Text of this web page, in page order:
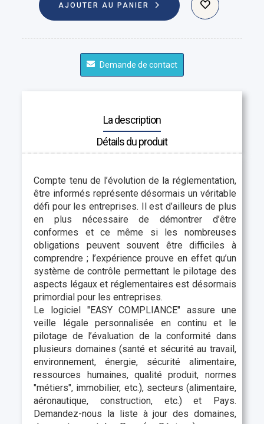
AJOUTER AU PANIER
Demande de contact
La description
Détails du produit
Compte tenu de l’évolution de la réglementation,
être informés représente désormais un véritable
défi pour les entreprises. Il est d’ailleurs de plus
en plus nécessaire de démontrer d’être
conformes et ce même si les nombreuses
obligations peuvent souvent être difficiles à
comprendre ; l’expérience prouve en effet qu’un
système de contrôle permettant le pilotage des
aspects légaux et réglementaires est désormais
primordial pour les entreprises.
Le logiciel "EASY COMPLIANCE" assure une
veille légale personnalisée en continu et le
pilotage de l’évaluation de la conformité dans
plusieurs domaines (santé et sécurité au travail,
environnement, énergie, sécurité alimentaire,
ressources humaines, qualité produit, normes
"métiers", immobilier, etc.), secteurs (alimentaire,
aéronautique, construction, etc.) et Pays.
Demandez-nous la liste à jour des domaines,